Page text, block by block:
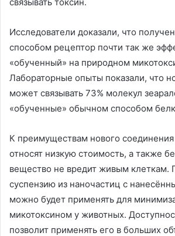
Исследователи доказали, что
способом рецептор почти так же
«обученный» на природном
Лабораторные опыты показали, что
может связывать 73% молекул
«обученные» обычном способом
К преимуществам нового
относят низкую стоимость, а также
вещество не вредит живым клеткам.
суспензию из наночастиц с
можно будет применять для
микотоксином у животных.
позволит применять его в больших